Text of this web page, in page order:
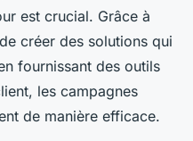
est crucial. Grâce à
créer des solutions qui
fournissant des outils
les campagnes
de manière efficace.